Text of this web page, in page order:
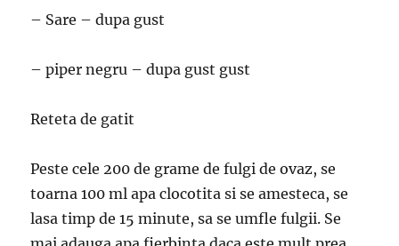
– Sare – dupa gust
– piper negru – dupa gust gust
Reteta de gatit
Peste cele 200 de grame de fulgi de ovaz, se
toarna 100 ml apa clocotita si se amesteca, se
lasa timp de 15 minute, sa se umfle fulgii. Se